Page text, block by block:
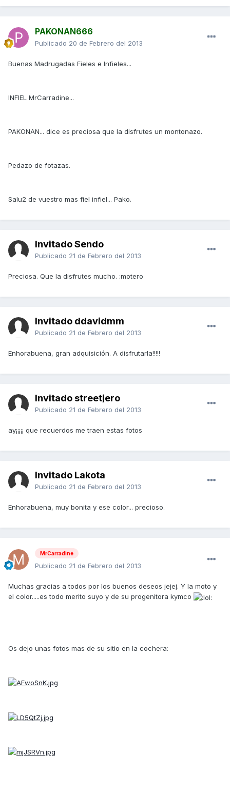
PAKONAN666
Publicado 20 de Febrero del 2013
Buenas Madrugadas Fieles e Infieles...
INFIEL MrCarradine...
PAKONAN... dice es preciosa que la disfrutes un montonazo.
Pedazo de fotazas.
Salu2 de vuestro mas fiel infiel... Pako.
Invitado Sendo
Publicado 21 de Febrero del 2013
Preciosa. Que la disfrutes mucho. :motero
Invitado ddavidmm
Publicado 21 de Febrero del 2013
Enhorabuena, gran adquisición. A disfrutarla!!!!!
Invitado streetjero
Publicado 21 de Febrero del 2013
ay¡¡¡¡¡ que recuerdos me traen estas fotos
Invitado Lakota
Publicado 21 de Febrero del 2013
Enhorabuena, muy bonita y ese color... precioso.
MrCarradine
Publicado 21 de Febrero del 2013
Muchas gracias a todos por los buenos deseos jejej. Y la moto y
el color.....es todo merito suyo y de su progenitora kymco
Os dejo unas fotos mas de su sitio en la cochera: